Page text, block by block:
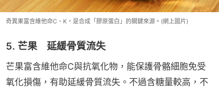
奇異果富含維他命C、K，是合成「膠原蛋白」的關鍵來源。(網上圖片)
5. 芒果 延緩骨質流失
芒果富含維他命C與抗氧化物，能保護骨骼細胞免受
氧化損傷，有助延緩骨質流失。不過含糖量較高，不